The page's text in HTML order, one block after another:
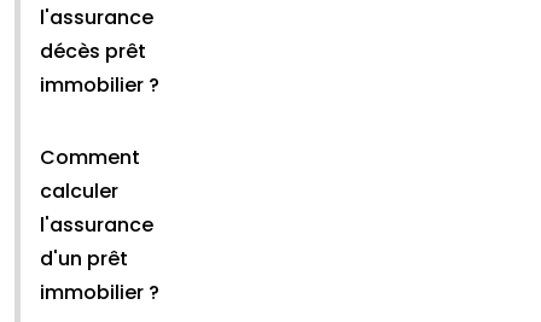
l'assurance
décès prêt
immobilier ?
Comment
calculer
l'assurance
d'un prêt
immobilier ?